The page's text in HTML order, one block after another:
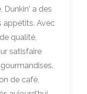
Dunkin' a des
appétits. Avec
qualité,
satisfaire
de café,